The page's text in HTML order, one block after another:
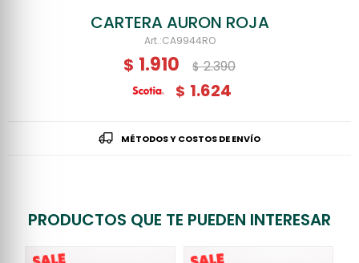
CARTERA AURON ROJA
CA9944RO
$ 1.910 $ 2.390
$ 1.624
MÉTODOS Y COSTOS DE ENVÍO
PRODUCTOS QUE TE PUEDEN INTERESAR